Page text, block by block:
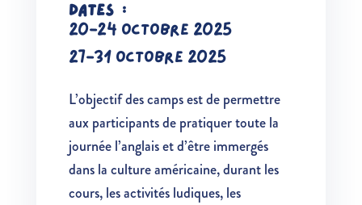
DATES :
20-24 OCTOBRE 2025
27-31 OCTOBRE 2025
L’objectif des camps est de permettre
aux participants de pratiquer toute la
journée l’anglais et d’être immergés
dans la culture américaine, durant les
cours, les activités ludiques, les